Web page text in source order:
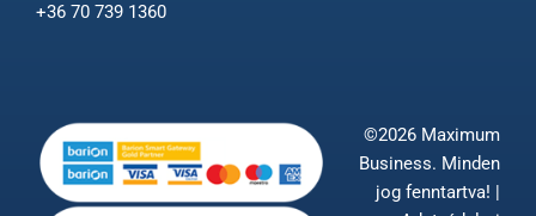
+36 70 739 1360
©2026 Maximum
Business. Minden
jog fenntartva! |